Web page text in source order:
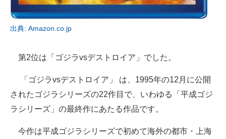
出典: Amazon.co.jp
第2位は「ゴジラvsデストロイア」でした。
「ゴジラvsデストロイア」 は、1995年の12月に公開
されたゴジラシリーズの22作目で、いわゆる「平成ゴジ
ラシリーズ」の最終作にあたる作品です。
今作は平成ゴジラシリーズで初めて海外の都市・上海